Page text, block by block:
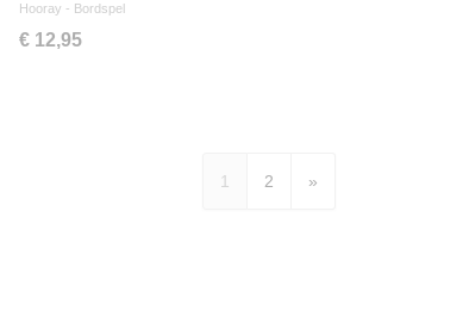
Hooray - Bordspel
€ 12,95
1 2 »